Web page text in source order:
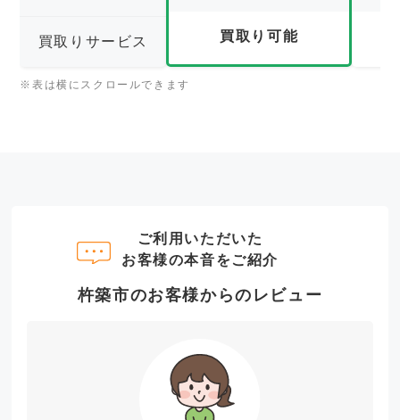
買取りサービス 買取り可能
※表は横にスクロールできます
ご利用いただいた
お客様の本音をご紹介
杵築市のお客様からのレビュー